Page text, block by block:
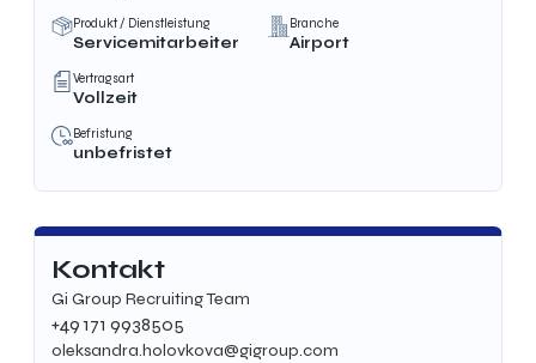
Produkt / Dienstleistung
Servicemitarbeiter
Branche
Airport
Vertragsart
Vollzeit
Befristung
unbefristet
Kontakt
Gi Group Recruiting Team
+49 171 9938505
oleksandra.holovkova@gigroup.com